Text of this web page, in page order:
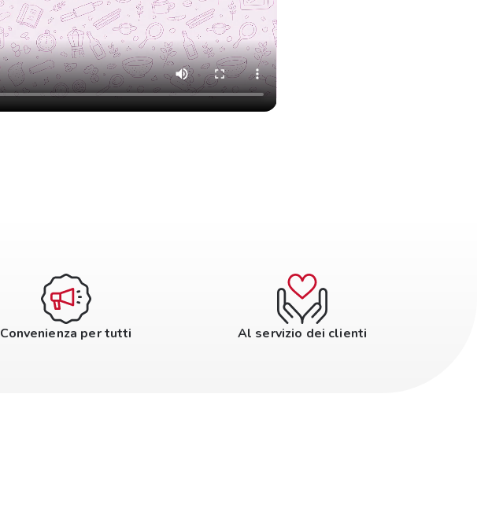
Convenienza per tutti Al servizio dei clienti